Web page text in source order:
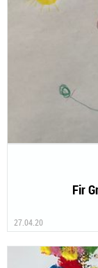
Fir
27.04.20